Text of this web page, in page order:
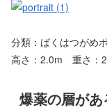
分類：ばくはつがめ
高さ：2.0m 重さ：
爆薬の層が